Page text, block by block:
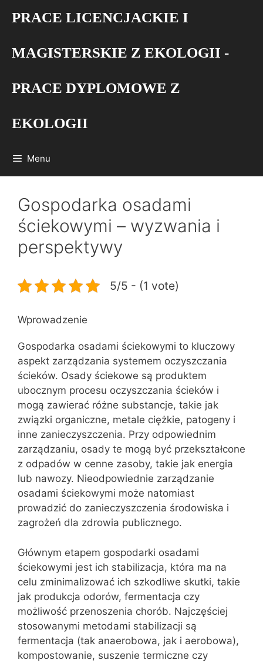
PRACE LICENCJACKIE I
MAGISTERSKIE Z EKOLOGII -
PRACE DYPLOMOWE Z
EKOLOGII
Menu
Gospodarka osadami
ściekowymi – wyzwania i
perspektywy
5/5 - (1 vote)
Wprowadzenie
Gospodarka osadami ściekowymi to kluczowy
aspekt zarządzania systemem oczyszczania
ścieków. Osady ściekowe są produktem
ubocznym procesu oczyszczania ścieków i
mogą zawierać różne substancje, takie jak
związki organiczne, metale ciężkie, patogeny i
inne zanieczyszczenia. Przy odpowiednim
zarządzaniu, osady te mogą być przekształcone
z odpadów w cenne zasoby, takie jak energia
lub nawozy. Nieodpowiednie zarządzanie
osadami ściekowymi może natomiast
prowadzić do zanieczyszczenia środowiska i
zagrożeń dla zdrowia publicznego.
Głównym etapem gospodarki osadami
ściekowymi jest ich stabilizacja, która ma na
celu zminimalizować ich szkodliwe skutki, takie
jak produkcja odorów, fermentacja czy
możliwość przenoszenia chorób. Najczęściej
stosowanymi metodami stabilizacji są
fermentacja (tak anaerobowa, jak i aerobowa),
kompostowanie, suszenie termiczne czy